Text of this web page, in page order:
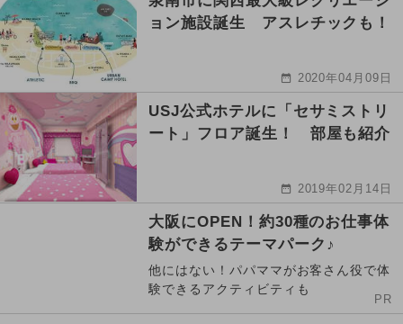
ョン施設誕生 アスレチックも！
2020年04月09日
USJ公式ホテルに「セサミストリ
ート」フロア誕生！ 部屋も紹介
2019年02月14日
大阪にOPEN！約30種のお仕事体
験ができるテーマパーク♪
他にはない！パパママがお客さん役で体
験できるアクティビティも
PR